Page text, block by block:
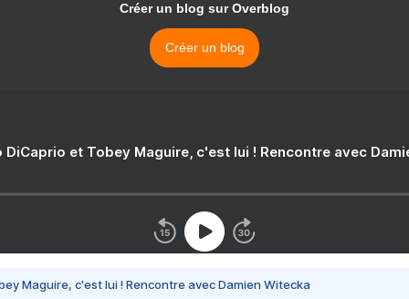
Créer un blog sur Overblog
Créer un blog
DiCaprio et Tobey Maguire, c'est lui ! Rencontre avec
Maguire, c'est lui ! Rencontre avec Damien Witecka